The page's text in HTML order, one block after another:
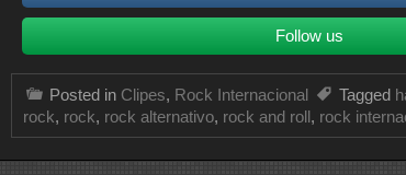
Follow us
Posted in Clipes, Rock Internacional Tagged
rock, rock, rock alternativo, rock and roll , rock